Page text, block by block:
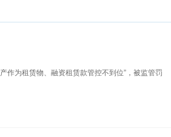
作为租赁物、融资租赁款管控不到位”，被监管罚